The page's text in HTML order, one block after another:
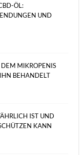
ÖL:
UND
MIKROPENIS
BEHANDELT
IST UND
KANN